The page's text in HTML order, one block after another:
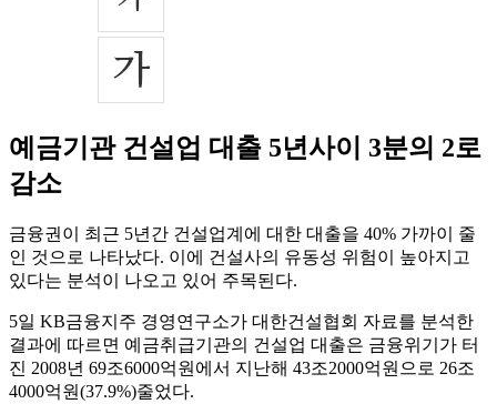
예금기관 건설업 대출 5년사이 3분의 2로
감소
금융권이 최근 5년간 건설업계에 대한 대출을 40% 가까이 줄
인 것으로 나타났다. 이에 건설사의 유동성 위험이 높아지고
있다는 분석이 나오고 있어 주목된다.
5일 KB금융지주 경영연구소가 대한건설협회 자료를 분석한
결과에 따르면 예금취급기관의 건설업 대출은 금융위기가 터
진 2008년 69조6000억원에서 지난해 43조2000억원으로 26조
4000억원(37.9%)줄었다.